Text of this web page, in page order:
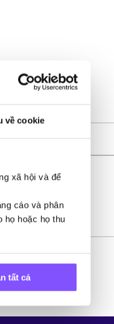
về cookie
xã hội và để
cáo và phân
họ hoặc họ thu
tất cả